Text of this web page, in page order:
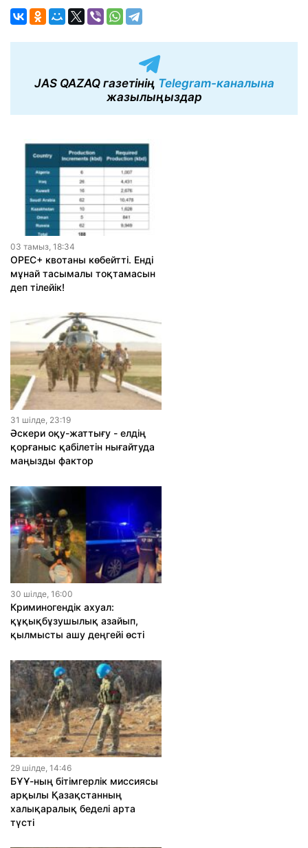
JAS QAZAQ газетінің Telegram-каналына
жазылыңыздар
03 тамыз, 18:34
OPEC+ квотаны көбейтті. Енді
мұнай тасымалы тоқтамасын
деп тілейік!
31 шiлде, 23:19
Әскери оқу-жаттығу - елдің
қорғаныс қабілетін нығайтуда
маңызды фактор
30 шiлде, 16:00
Криминогендік ахуал:
құқықбұзушылық азайып,
қылмысты ашу деңгейі өсті
29 шiлде, 14:46
БҰҰ-ның бітімгерлік миссиясы
арқылы Қазақстанның
халықаралық беделі арта
түсті